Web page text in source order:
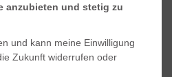
anzubieten und stetig zu
und kann meine Einwilligung
Zukunft widerrufen oder